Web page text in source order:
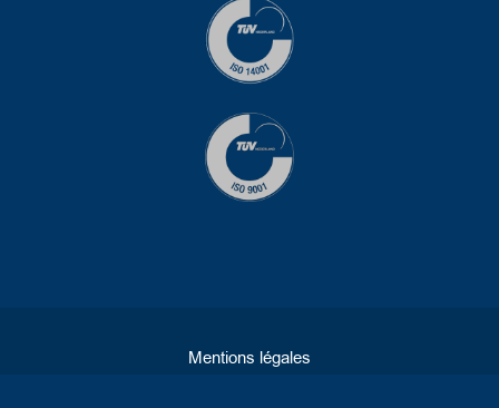
Mentions légales